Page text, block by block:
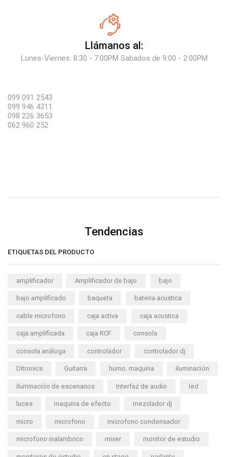
Llámanos al:
Lunes-Viernes: 8:30 - 7:00PM Sabados de 9:00 - 2:00PM
099 091 2543
099 946 4311
098 226 3653
062 960 252
Tendencias
ETIQUETAS DEL PRODUCTO
amplificador Amplificador de bajo bajo
bajo amplificado baqueta bateria acustica
cable microfono caja activa caja acustica
caja amplificada caja RCF consola
consola análoga controlador controlador dj
Ditronics Guitarra humo. maquina iluminación
iluminación de escenarios Interfaz de audio led
luces maquina de efecto mezclador dj
micro microfono microfono condensador
microfono inalambrico mixer monitor de estudio